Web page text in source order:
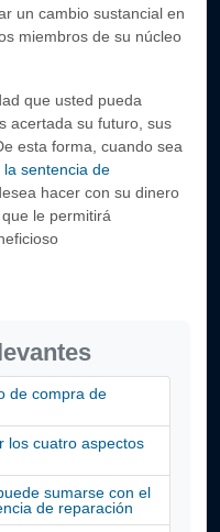
un cambio sustancial en
miembros de su núcleo
que usted pueda
acertada su futuro, sus
esta forma, cuando sea
la sentencia de
hacer con su dinero
le permitirá
de compra de
los cuatro aspectos
sumarse con el
de reparación